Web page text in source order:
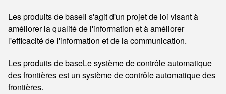
Les produits de baseIl s'agit d'un projet de loi visant à
améliorer la qualité de l'information et à améliorer
l'efficacité de l'information et de la communication.
Les produits de baseLe système de contrôle automatique
des frontières est un système de contrôle automatique des
frontières.